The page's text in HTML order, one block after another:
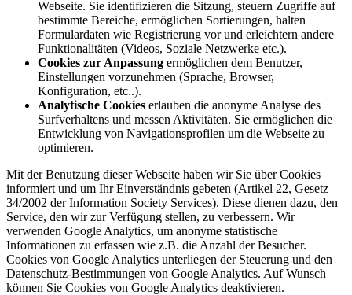
Webseite. Sie identifizieren die Sitzung, steuern Zugriffe auf
bestimmte Bereiche, ermöglichen Sortierungen, halten
Formulardaten wie Registrierung vor und erleichtern andere
Funktionalitäten (Videos, Soziale Netzwerke etc.).
Cookies zur Anpassung ermöglichen dem Benutzer,
Einstellungen vorzunehmen (Sprache, Browser,
Konfiguration, etc..).
Analytische Cookies erlauben die anonyme Analyse des
Surfverhaltens und messen Aktivitäten. Sie ermöglichen die
Entwicklung von Navigationsprofilen um die Webseite zu
optimieren.
Mit der Benutzung dieser Webseite haben wir Sie über Cookies
informiert und um Ihr Einverständnis gebeten (Artikel 22, Gesetz
34/2002 der Information Society Services). Diese dienen dazu, den
Service, den wir zur Verfügung stellen, zu verbessern. Wir
verwenden Google Analytics, um anonyme statistische
Informationen zu erfassen wie z.B. die Anzahl der Besucher.
Cookies von Google Analytics unterliegen der Steuerung und den
Datenschutz-Bestimmungen von Google Analytics. Auf Wunsch
können Sie Cookies von Google Analytics deaktivieren.